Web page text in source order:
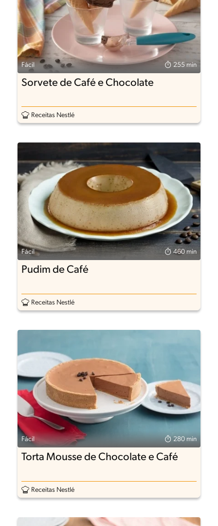
Fácil 255 min
Sorvete de Café e Chocolate
Receitas Nestlé
Fácil 460 min
Pudim de Café
Receitas Nestlé
Fácil 280 min
Torta Mousse de Chocolate e Café
Receitas Nestlé